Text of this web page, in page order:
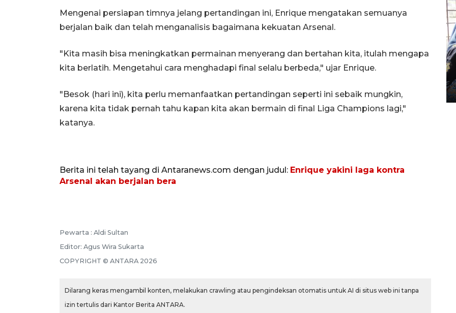
Mengenai persiapan timnya jelang pertandingan ini, Enrique mengatakan semuanya
berjalan baik dan telah menganalisis bagaimana kekuatan Arsenal.
"Kita masih bisa meningkatkan permainan menyerang dan bertahan kita, itulah mengapa
kita berlatih. Mengetahui cara menghadapi final selalu berbeda," ujar Enrique.
"Besok (hari ini), kita perlu memanfaatkan pertandingan seperti ini sebaik mungkin,
karena kita tidak pernah tahu kapan kita akan bermain di final Liga Champions lagi,"
katanya.
Berita ini telah tayang di Antaranews.com dengan judul: Enrique yakini laga kontra
Arsenal akan berjalan bera
Pewarta : Aldi Sultan
Editor: Agus Wira Sukarta
COPYRIGHT © ANTARA 2026
Dilarang keras mengambil konten, melakukan crawling atau pengindeksan otomatis untuk AI di situs web ini tanpa
izin tertulis dari Kantor Berita ANTARA.
Tingkat hunian hotel di
Lampung naik pada Maret
12 May 2026 15:06 WIB